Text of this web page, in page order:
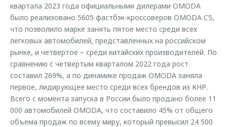
квартала 2023 года официальными дилерами OMODA
было реализовано 5605 фастбэк-кроссоверов OMODA C5,
что позволило марке занять пятое место среди всех
легковых автомобилей, представленных на российском
рынке, и четвертое – среди китайских производителей. По
сравнению с четвертым кварталом 2022 года рост
составил 269%, а по динамике продаж OMODA заняла
первое, лидирующее место среди всех брендов из КНР.
Всего с момента запуска в России было продано более 11
000 автомобилей OMODA, что составило 45% от общего
объема продаж по всему миру, который превысил 24 500